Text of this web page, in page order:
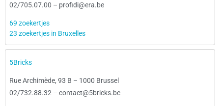
02/705.07.00 – profidi@era.be
69 zoekertjes
23 zoekertjes in Bruxelles
5Bricks
Rue Archimède, 93 B – 1000 Brussel
02/732.88.32 – contact@5bricks.be